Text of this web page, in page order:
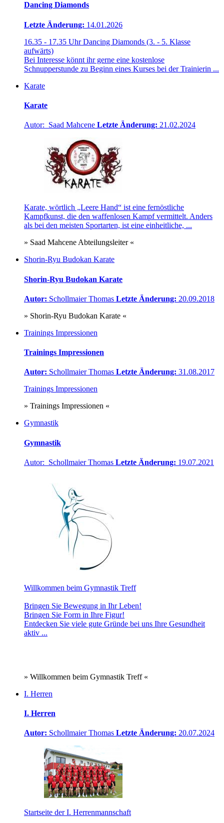
Dancing Diamonds
Letzte Änderung: 14.01.2026
16.35 - 17.35 Uhr Dancing Diamonds (3. - 5. Klasse
aufwärts)
Bei Interesse könnt ihr gerne eine kostenlose
Schnupperstunde zu Beginn eines Kurses bei der Trainierin ...
Karate
Karate
Autor: Saad Mahcene Letzte Änderung: 21.02.2024
Karate, wörtlich „Leere Hand“ ist eine fernöstliche
Kampfkunst, die den waffenlosen Kampf vermittelt. Anders
als bei den meisten Sportarten, ist eine einheitliche, ...
» Saad Mahcene Abteilungsleiter «
Shorin-Ryu Budokan Karate
Shorin-Ryu Budokan Karate
Autor: Schollmaier Thomas Letzte Änderung: 20.09.2018
» Shorin-Ryu Budokan Karate «
Trainings Impressionen
Trainings Impressionen
Autor: Schollmaier Thomas Letzte Änderung: 31.08.2017
Trainings Impressionen
» Trainings Impressionen «
Gymnastik
Gymnastik
Autor: Schollmaier Thomas Letzte Änderung: 19.07.2021
Willkommen beim Gymnastik Treff
Bringen Sie Bewegung in Ihr Leben!
Bringen Sie Form in Ihre Figur!
Entdecken Sie viele gute Gründe bei uns Ihre Gesundheit
aktiv ...
» Willkommen beim Gymnastik Treff «
I. Herren
I. Herren
Autor: Schollmaier Thomas Letzte Änderung: 20.07.2024
Startseite der I. Herrenmannschaft